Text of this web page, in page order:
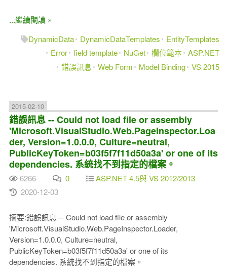
...繼續閱讀 »
DynamicData
DynamicDataTemplates
EntityTemplates
Error field template NuGet 欄位範本 ASP.NET
錯誤訊息
Web Form Model Binding VS 2015
2015-02-10
錯誤訊息 -- Could not load file or assembly
'Microsoft.VisualStudio.Web.PageInspector.Loa
der, Version=1.0.0.0, Culture=neutral,
PublicKeyToken=b03f5f7f11d50a3a' or one of its
dependencies. 系統找不到指定的檔案。
6266 0
ASP.NET 4.5與 VS 2012/2013
2020-12-03
摘要:錯誤訊息 -- Could not load file or assembly
'Microsoft.VisualStudio.Web.PageInspector.Loader,
Version=1.0.0.0, Culture=neutral,
PublicKeyToken=b03f5f7f11d50a3a' or one of its
dependencies. 系統找不到指定的檔案。